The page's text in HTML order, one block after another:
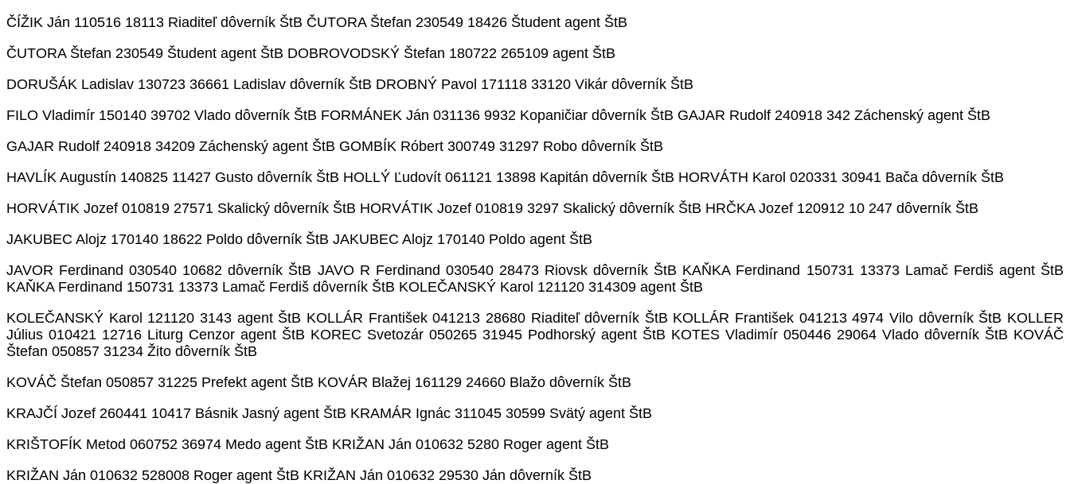
ČÍŽIK Ján 110516 18113 Riaditeľ dôverník ŠtB ČUTORA Štefan 230549 18426 Študent agent ŠtB
ČUTORA Štefan 230549 Študent agent ŠtB DOBROVODSKÝ Štefan 180722 265109 agent ŠtB
DORUŠÁK Ladislav 130723 36661 Ladislav dôverník ŠtB DROBNÝ Pavol 171118 33120 Vikár dôverník ŠtB
FILO Vladimír 150140 39702 Vlado dôverník ŠtB FORMÁNEK Ján 031136 9932 Kopaničiar dôverník ŠtB GAJAR Rudolf 240918 342 Záchenský agent ŠtB
GAJAR Rudolf 240918 34209 Záchenský agent ŠtB GOMBÍK Róbert 300749 31297 Robo dôverník ŠtB
HAVLÍK Augustín 140825 11427 Gusto dôverník ŠtB HOLLÝ Ľudovít 061121 13898 Kapitán dôverník ŠtB HORVÁTH Karol 020331 30941 Bača dôverník ŠtB
HORVÁTIK Jozef 010819 27571 Skalický dôverník ŠtB HORVÁTIK Jozef 010819 3297 Skalický dôverník ŠtB HRČKA Jozef 120912 10 247 dôverník ŠtB
JAKUBEC Alojz 170140 18622 Poldo dôverník ŠtB JAKUBEC Alojz 170140 Poldo agent ŠtB
JAVOR Ferdinand 030540 10682 dôverník ŠtB JAVO R Ferdinand 030540 28473 Riovsk dôverník ŠtB KAŇKA Ferdinand 150731 13373 Lamač Ferdiš agent ŠtB
KAŇKA Ferdinand 150731 13373 Lamač Ferdiš dôverník ŠtB KOLEČANSKÝ Karol 121120 314309 agent ŠtB
KOLEČANSKÝ Karol 121120 3143 agent ŠtB KOLLÁR František 041213 28680 Riaditeľ dôverník ŠtB KOLLÁR František 041213 4974 Vilo dôverník ŠtB KOLLER
Július 010421 12716 Liturg Cenzor agent ŠtB KOREC Svetozár 050265 31945 Podhorský agent ŠtB KOTES Vladimír 050446 29064 Vlado dôverník ŠtB KOVÁČ
Štefan 050857 31234 Žito dôverník ŠtB
KOVÁČ Štefan 050857 31225 Prefekt agent ŠtB KOVÁR Blažej 161129 24660 Blažo dôverník ŠtB
KRAJČÍ Jozef 260441 10417 Básnik Jasný agent ŠtB KRAMÁR Ignác 311045 30599 Svätý agent ŠtB
KRIŠTOFÍK Metod 060752 36974 Medo agent ŠtB KRIŽAN Ján 010632 5280 Roger agent ŠtB
KRIŽAN Ján 010632 528008 Roger agent ŠtB KRIŽAN Ján 010632 29530 Ján dôverník ŠtB